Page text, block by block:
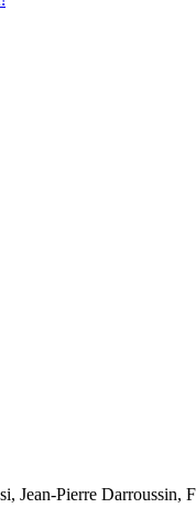
Jean-Pierre Darroussin,